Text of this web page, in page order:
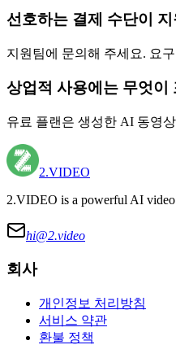
선호하는 결제 수단이
지원팀에 문의해 주세요. 요
상업적 사용에는 무엇이
유료 플랜은 생성한 AI 동영
2.VIDEO
2.VIDEO is a powerful AI video
hi@2.video
회사
개인정보 처리방침
서비스 약관
환불 정책